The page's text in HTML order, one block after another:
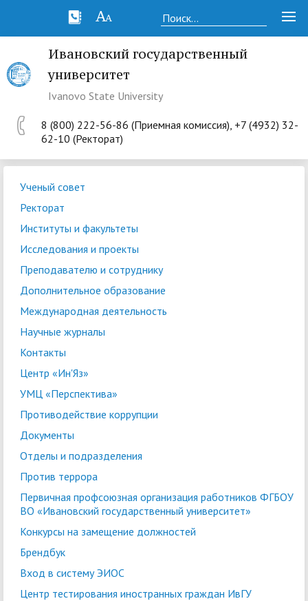
Ивановский государственный
университет
Ivanovo State University
8 (800) 222-56-86 (Приемная комиссия), +7 (4932) 32-
62-10 (Ректорат)
Ученый совет
Ректорат
Институты и факультеты
Исследования и проекты
Преподавателю и сотруднику
Дополнительное образование
Международная деятельность
Научные журналы
Контакты
Центр «Ин'Яз»
УМЦ «Перспектива»
Противодействие коррупции
Документы
Отделы и подразделения
Против террора
Первичная профсоюзная организация работников ФГБОУ
ВО «Ивановский государственный университет»
Конкурсы на замещение должностей
Брендбук
Вход в систему ЭИОС
Центр тестирования иностранных граждан ИвГУ